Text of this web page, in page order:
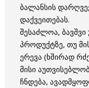
ბალანსის
დაქვეითებას.
შესაძლოა,
პროდუქტზე, თუ
ერევა (ხშირად
მისი
ჩნდება,